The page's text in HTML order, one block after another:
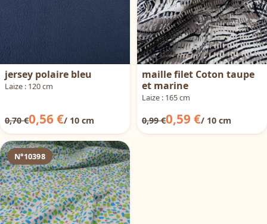
jersey polaire bleu
Laize : 120 cm
0,70 €0,56 €/ 10 cm
maille filet Coton taupe
et marine
Laize : 165 cm
0,99 €0,59 €/ 10 cm
N°10398